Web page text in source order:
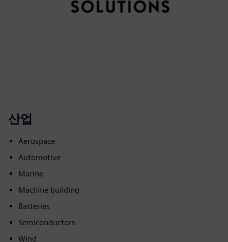
산업
Aerospace
Automotive
Marine
Machine building
Batteries
Semiconductors
Wind